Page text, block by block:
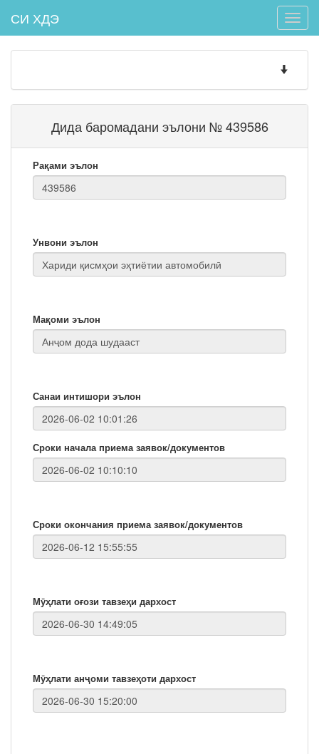
Toggle
СИ ХДЭ
Toggle
Дида баромадани эълони № 439586
Рақами эълон
Унвони эълон
Мақоми эълон
Санаи интишори эълон
Сроки начала приема заявок/документов
Сроки окончания приема заявок/документов
Мӯҳлати оғози тавзеҳи дархост
Мӯҳлати анҷоми тавзеҳоти дархост